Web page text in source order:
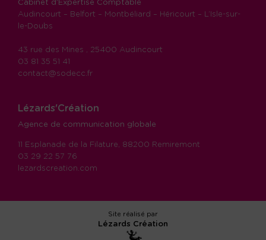
Cabinet d’Expertise Comptable
Audincourt – Belfort – Montbéliard – Héricourt – L’Isle-sur-
le-Doubs
43 rue des Mines , 25400 Audincourt
03 81 35 51 41
contact@sodecc.fr
Lézards'Création
Agence de communication globale
11 Esplanade de la Filature, 88200 Remiremont
03 29 22 57 76
lezardscreation.com
Site réalisé par
Lézards Création